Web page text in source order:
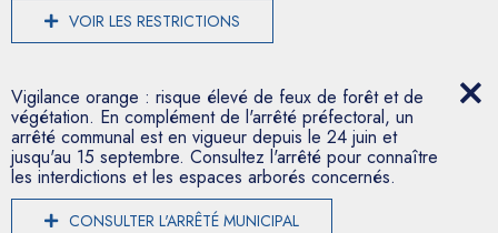
VOIR LES RESTRICTIONS
Vigilance orange : risque élevé de feux de forêt et de
végétation. En complément de l'arrêté préfectoral, un
arrêté communal est en vigueur depuis le 24 juin et
jusqu'au 15 septembre. Consultez l'arrêté pour connaître
les interdictions et les espaces arborés concernés.
CONSULTER L'ARRÊTÉ MUNICIPAL